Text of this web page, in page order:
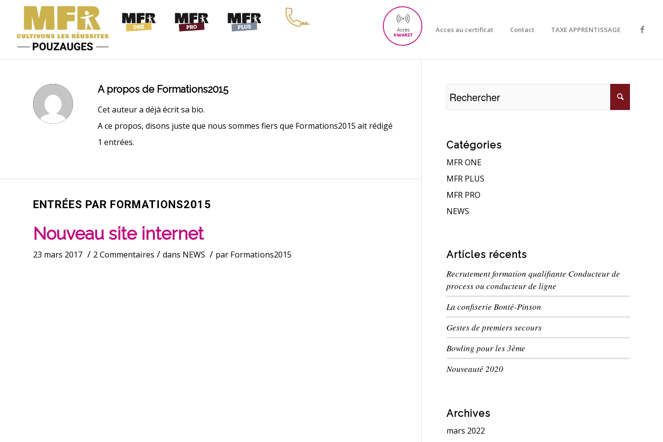
Acces au certificat Contact TAXE APPRENTISSAGE
A propos de Formations2015
Cet auteur a déjà écrit sa bio.
A ce propos, disons juste que nous sommes fiers que Formations2015 ait rédigé
1 entrées.
ENTRÉES PAR FORMATIONS2015
Nouveau site internet
23 mars 2017 / 2 Commentaires / dans NEWS / par Formations2015
Catégories
MFR ONE
MFR PLUS
MFR PRO
NEWS
Articles récents
Recrutement formation qualifiante Conducteur de
process ou conducteur de ligne
La confiserie Bonté-Pinson
Gestes de premiers secours
Bowling pour les 3ème
Nouveauté 2020
Archives
mars 2022